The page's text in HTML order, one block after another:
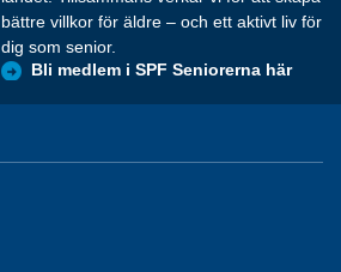
bättre villkor för äldre – och ett aktivt liv för
dig som senior.
Bli medlem i SPF Seniorerna här